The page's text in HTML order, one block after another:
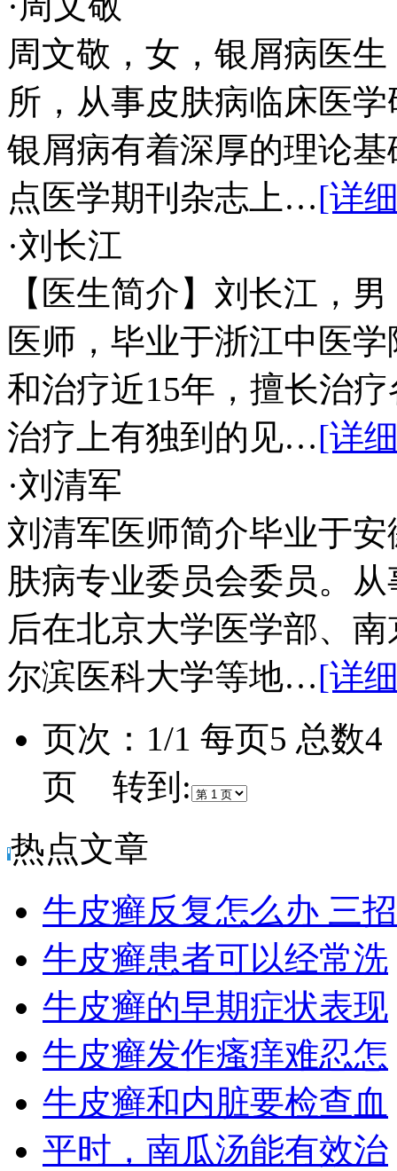
周文敬，女，银屑病医
所，从事皮肤病临床医
银屑病有着深厚的理论
点医学期刊杂志上…[详
·刘长江
【医生简介】刘长江，
医师，毕业于浙江中医
和治疗近15年，擅长治
治疗上有独到的见…[详
·刘清军
刘清军医师简介毕业于
肤病专业委员会委员。
后在北京大学医学部、
尔滨医科大学等地…[详
页次：1/1 每页5 总
页 转到:
热点文章
牛皮癣反复怎么办 三招
牛皮癣患者可以经常洗
牛皮癣的早期症状表现
牛皮癣发作瘙痒难忍怎
牛皮癣和内脏要检查血
平时，南瓜汤能有效治